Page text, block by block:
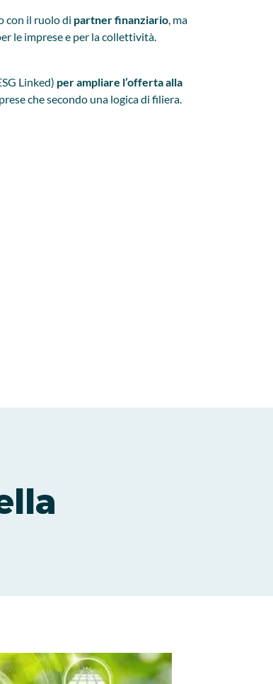
con il ruolo di partner finanziario, ma
le imprese e per la collettività.
Linked) per ampliare l’offerta alla
che secondo una logica di filiera.